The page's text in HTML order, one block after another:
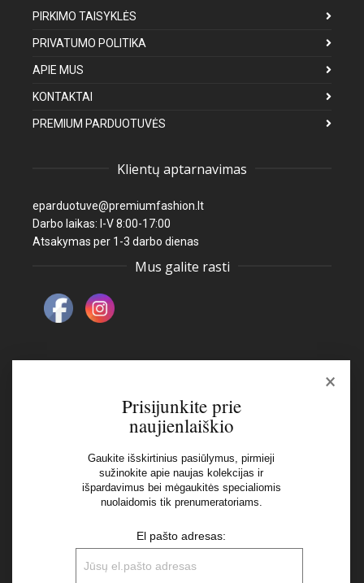
PIRKIMO TAISYKLĖS
PRIVATUMO POLITIKA
APIE MUS
KONTAKTAI
PREMIUM PARDUOTUVĖS
Klientų aptarnavimas
eparduotuve@premiumfashion.lt
Darbo laikas: I-V 8:00-17:00
Atsakymas per 1-3 darbo dienas
Mus galite rasti
Naujienlaiškis
Aš perskaičiau ir sutinku su Privatumo Politikos
×
Prisijunkite prie
naujienlaiškio
Gaukite išskirtinius pasiūlymus, pirmieji
sužinokite apie naujas kolekcijas ir
išpardavimus bei mėgaukitės specialiomis
nuolaidomis tik prenumeratoriams.
El pašto adresas: